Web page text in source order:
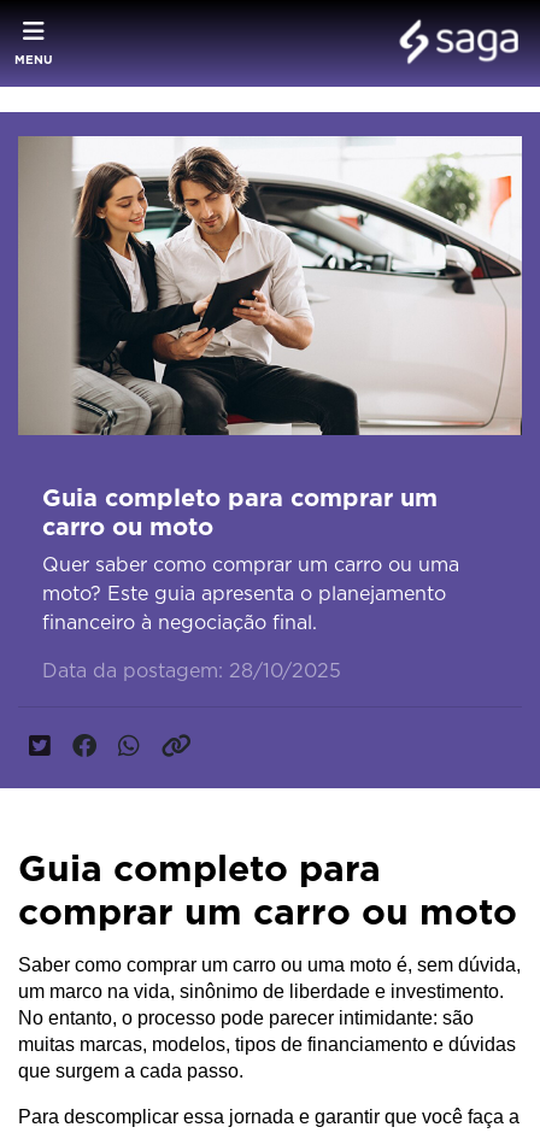
MENU
Guia completo para comprar um
carro ou moto
Quer saber como comprar um carro ou uma
moto? Este guia apresenta o planejamento
financeiro à negociação final.
Data da postagem: 28/10/2025
Guia completo para
comprar um carro ou moto
Saber como comprar um carro ou uma moto é, sem dúvida,
um marco na vida, sinônimo de liberdade e investimento.
No entanto, o processo pode parecer intimidante: são
muitas marcas, modelos, tipos de financiamento e dúvidas
que surgem a cada passo.
Para descomplicar essa jornada e garantir que você faça a